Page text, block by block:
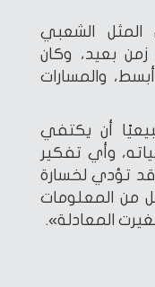
الشعبي
بعيد، وكان
والمسارات
أن يكتفي
وأي تفكير
تؤدي لخسارة
من المعلومات
المعادلة».